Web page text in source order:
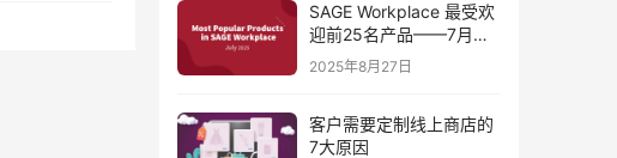
SAGE Workplace 最受欢
迎前25名产品——7月总
结
2025年8月27日
客户需要定制线上商店的
7大原因